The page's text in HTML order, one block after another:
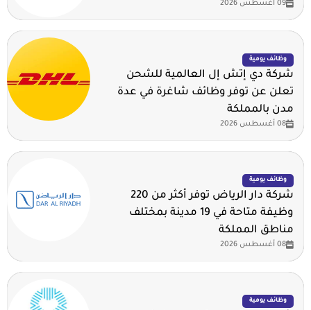
09 أغسطس 2026
وظائف يومية
شركة دي إتش إل العالمية للشحن
تعلن عن توفر وظائف شاغرة في عدة
مدن بالمملكة
08 أغسطس 2026
وظائف يومية
شركة دار الرياض توفر أكثر من 220
وظيفة متاحة في 19 مدينة بمختلف
مناطق المملكة
08 أغسطس 2026
وظائف يومية